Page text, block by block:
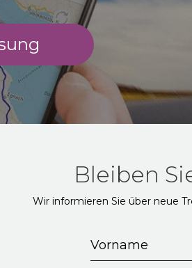
Bleiben
Wir informieren Sie über neue